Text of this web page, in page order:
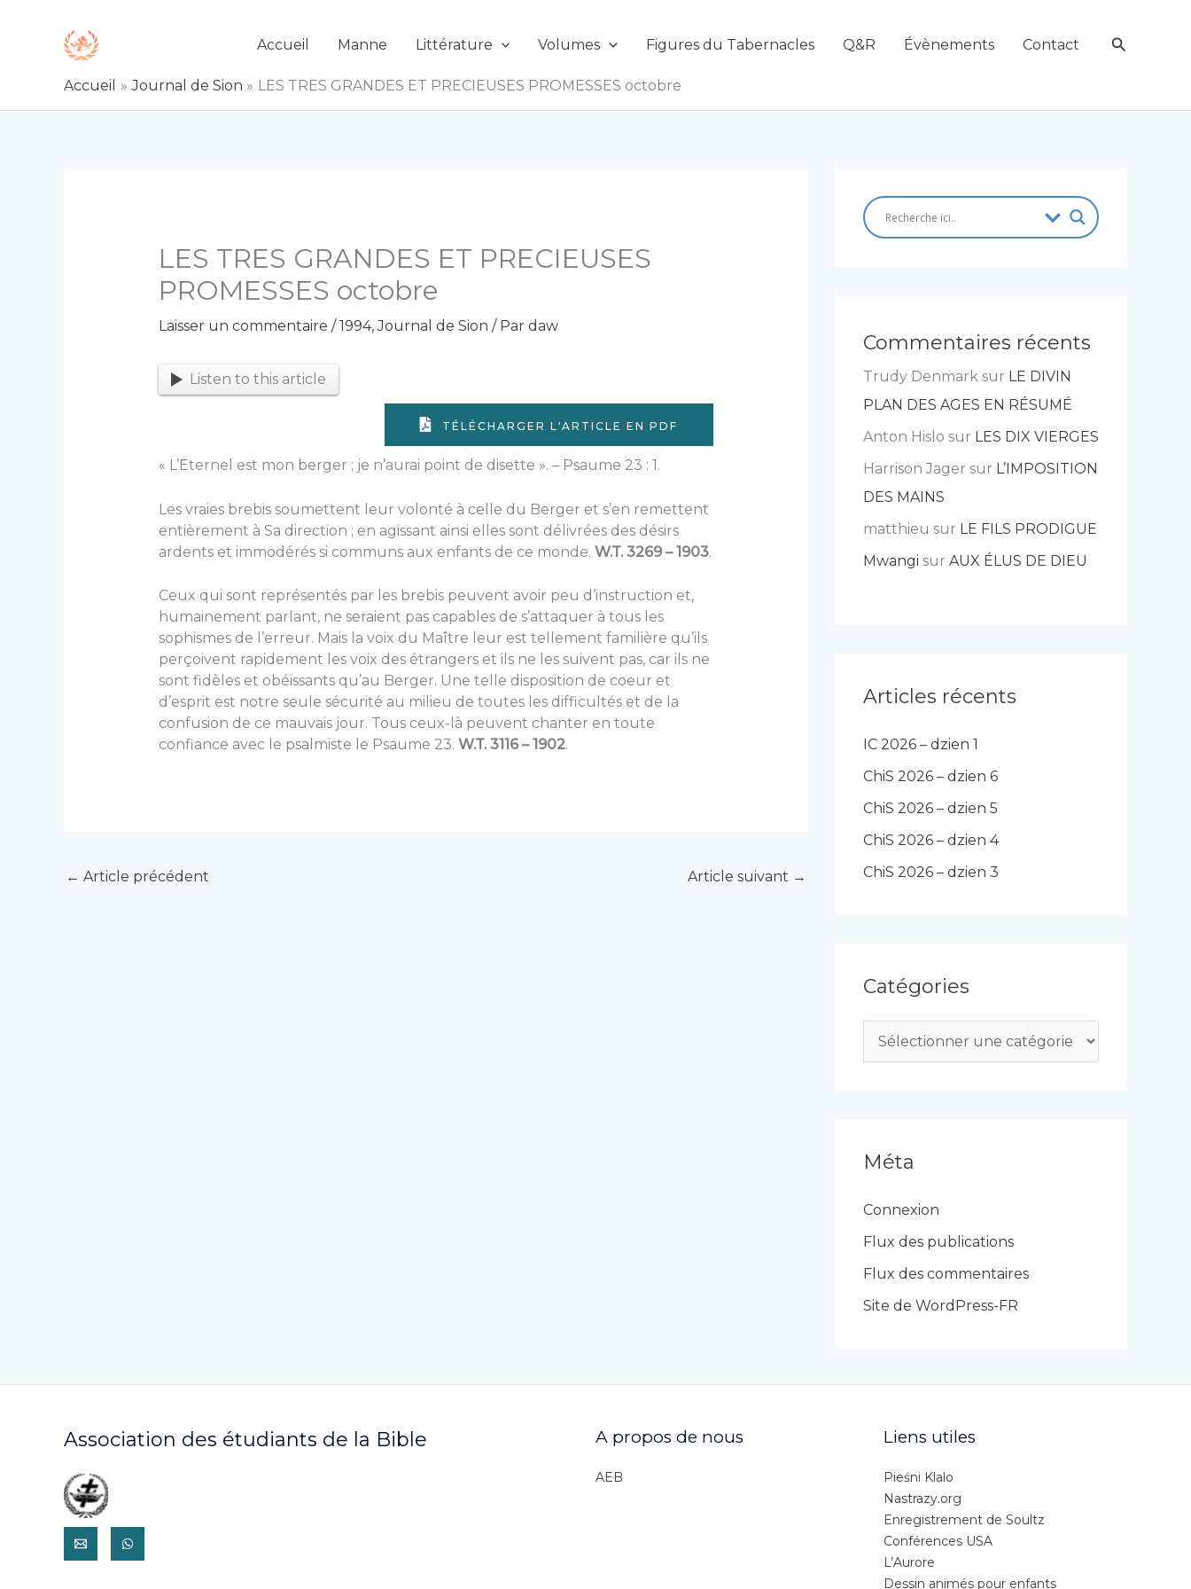
Accueil Manne Littérature Volumes Figures du Tabernacles Q&R Évènements Contact
Accueil Journal de Sion LES TRES GRANDES ET PRECIEUSES PROMESSES octobre
LES TRES GRANDES ET PRECIEUSES
PROMESSES octobre
Laisser un commentaire / 1994,Journal de Sion / Par daw
Listen to this article
TÉLÉCHARGER L'ARTICLE EN PDF
« L’Eternel est mon berger ; je n’aurai point de disette ». – Psaume 23 : 1.
Les vraies brebis soumettent leur volonté à celle du Berger et s’en remettent
entièrement à Sa direction ; en agissant ainsi elles sont délivrées des désirs
ardents et immodérés si communs aux enfants de ce monde. W.T. 3269 – 1903.
Ceux qui sont représentés par les brebis peuvent avoir peu d’instruction et,
humainement parlant, ne seraient pas capables de s’attaquer à tous les
sophismes de l’erreur. Mais la voix du Maître leur est tellement familière qu’ils
perçoivent rapidement les voix des étrangers et ils ne les suivent pas, car ils ne
sont fidèles et obéissants qu’au Berger. Une telle disposition de coeur et
d’esprit est notre seule sécurité au milieu de toutes les difficultés et de la
confusion de ce mauvais jour. Tous ceux-là peuvent chanter en toute
confiance avec le psalmiste le Psaume 23. W.T. 3116 – 1902.
← Article précédent Article suivant →
Commentaires récents
Trudy Denmark sur LE DIVIN
PLAN DES AGES EN RÉSUMÉ
Anton Hislo sur LES DIX VIERGES
Harrison Jager sur L’IMPOSITION
DES MAINS
matthieu sur LE FILS PRODIGUE
Mwangi sur AUX ÉLUS DE DIEU
Articles récents
IC 2026 – dzien 1
ChiS 2026 – dzien 6
ChiS 2026 – dzien 5
ChiS 2026 – dzien 4
ChiS 2026 – dzien 3
Catégories
a
r
i
Méta
Connexion
Flux des publications
Flux des commentaires
Site de WordPress-FR
Association des étudiants de la Bible A propos de nous
AEB
Liens utiles
Pieśni Klalo
Nastrazy.org
Enregistrement de Soultz
Conférences USA
L’Aurore
Dessin animés pour enfants